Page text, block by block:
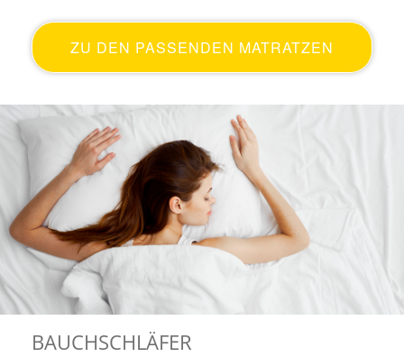
ZU DEN PASSENDEN MATRATZEN
BAUCHSCHLÄFER